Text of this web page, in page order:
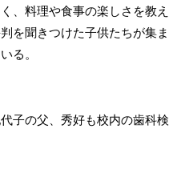
、料理や食事の楽しさを教え
を聞きつけた子供たちが集ま
る。
子の父、秀好も校内の歯科検